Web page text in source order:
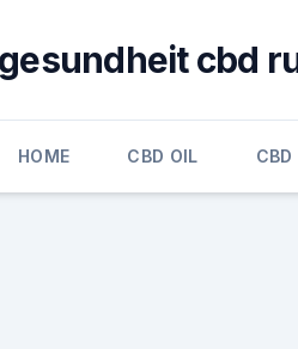
cbd
HOME CBD OIL CBD